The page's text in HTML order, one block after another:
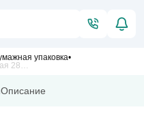
упаковка
Креманка бумажная 286мл белая
Описание